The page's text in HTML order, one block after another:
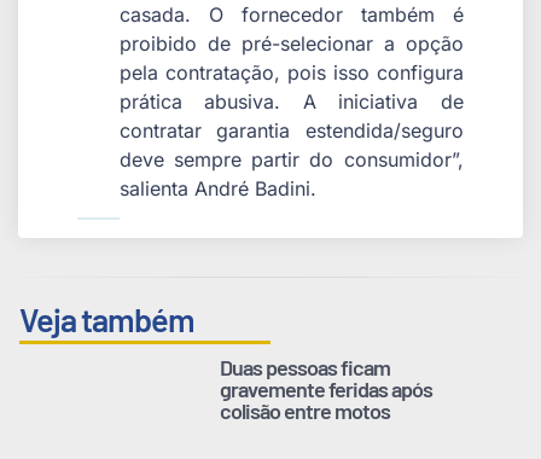
casada. O fornecedor também é
proibido de pré-selecionar a opção
pela contratação, pois isso configura
prática abusiva. A iniciativa de
contratar garantia estendida/seguro
deve sempre partir do consumidor”,
salienta André Badini.
Veja também
Duas pessoas ficam
gravemente feridas após
colisão entre motos